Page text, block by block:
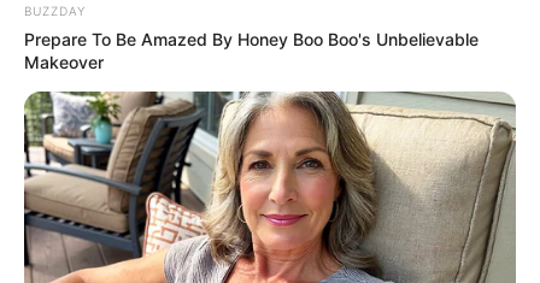
BUZZDAY
Prepare To Be Amazed By Honey Boo Boo's Unbelievable
Makeover